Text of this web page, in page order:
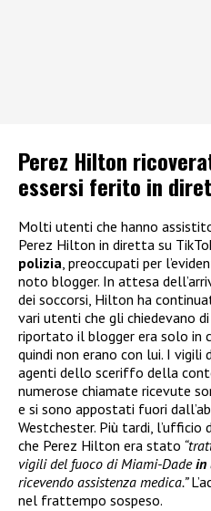
Perez Hilton
essersi ferito in
Molti utenti che hanno
Perez Hilton in diretta su
polizia, preoccupati per
noto blogger. In attesa
dei soccorsi, Hilton ha
vari utenti che gli chiedevano
riportato il blogger era solo in
quindi non erano con lui. I vigili
agenti dello sceriffo della
numerose chiamate ricevute
e si sono appostati fuori
Westchester. Più tardi,
che Perez Hilton era stato
vigili del fuoco di Miami-Dadein
ricevendo assistenza medica.”
nel frattempo sospeso.